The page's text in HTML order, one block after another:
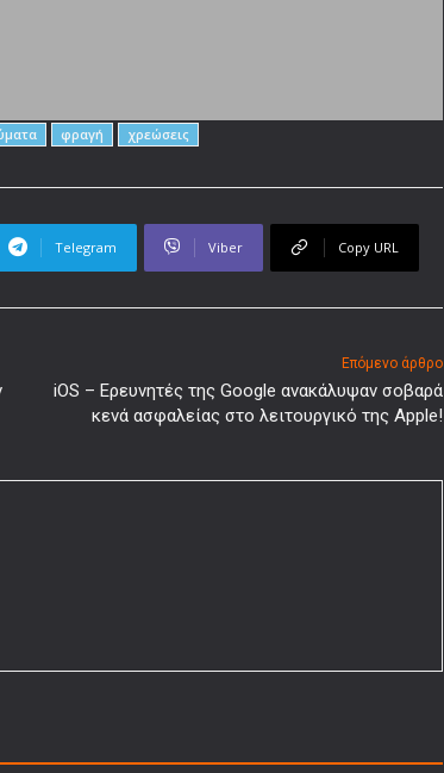
φραγή χρεώσεις
Telegram Viber Copy URL
Επόμενο άρθρο
iOS – Ερευνητές της Google ανακάλυψαν σοβαρά
κενά ασφαλείας στο λειτουργικό της Apple!